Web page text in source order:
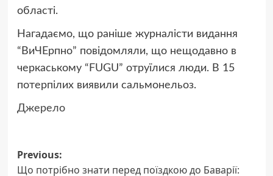
області.
Нагадаємо, що раніше журналісти видання
“ВиЧЕрпно” повідомляли, що нещодавно в
черкаському “FUGU” отруїлися люди. В 15
потерпілих виявили сальмонельоз.
Джерело
Post
Previous:
Що потрібно знати перед поїздкою до Баварії: